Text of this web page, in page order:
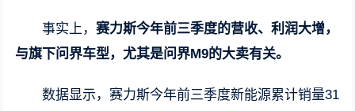
事实上，赛力斯今年前三季度的营收、利润大增，
与旗下问界车型，尤其是问界M9的大卖有关。
数据显示，赛力斯今年前三季度新能源累计销量31